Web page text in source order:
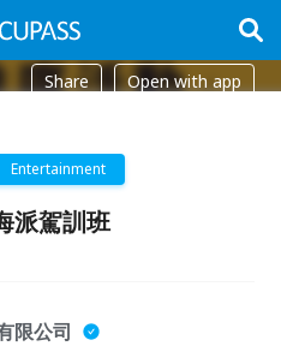
Share Open with app
Entertainment
派駕訓班
限公司